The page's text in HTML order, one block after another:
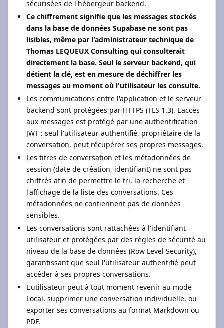
sécurisées de l'hébergeur backend.
Ce chiffrement signifie que les messages stockés
dans la base de données Supabase ne sont pas
lisibles, même par l'administrateur technique de
Thomas LEQUEUX Consulting qui consulterait
directement la base. Seul le serveur backend, qui
détient la clé, est en mesure de déchiffrer les
messages au moment où l'utilisateur les consulte.
Les communications entre l'application et le serveur
backend sont protégées par HTTPS (TLS 1.3). L'accès
aux messages est protégé par une authentification
JWT : seul l'utilisateur authentifié, propriétaire de la
conversation, peut récupérer ses propres messages.
Les titres de conversation et les métadonnées de
session (date de création, identifiant) ne sont pas
chiffrés afin de permettre le tri, la recherche et
l'affichage de la liste des conversations. Ces
métadonnées ne contiennent pas de données
sensibles.
Les conversations sont rattachées à l'identifiant
utilisateur et protégées par des règles de sécurité au
niveau de la base de données (Row Level Security),
garantissant que seul l'utilisateur authentifié peut
accéder à ses propres conversations.
L'utilisateur peut à tout moment revenir au mode
Local, supprimer une conversation individuelle, ou
exporter ses conversations au format Markdown ou
PDF.